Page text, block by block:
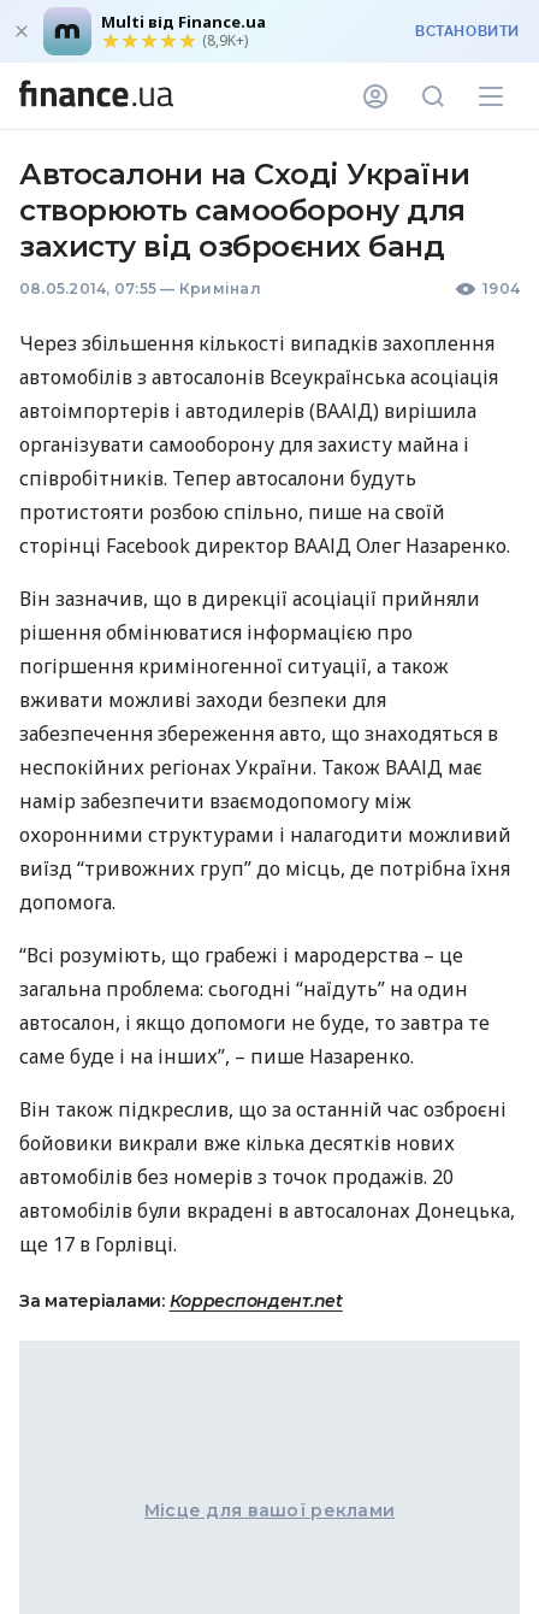
Multi від Finance.ua
(8,9K+) ВСТАНОВИТИ
Автосалони на Сході України
створюють самооборону для
захисту від озброєних банд
08.05.2014, 07:55 — Кримінал 1904
Через збільшення кількості випадків захоплення
автомобілів з ​​автосалонів Всеукраїнська асоціація
автоімпортерів і автодилерів (ВААІД) вирішила
організувати самооборону для захисту майна і
співробітників. Тепер автосалони будуть
протистояти розбою спільно, пише на своїй
сторінці Facebook директор ВААІДОлег Назаренко.
Він зазначив, що в дирекції асоціації прийняли
рішення обмінюватися інформацією про
погіршення криміногенної ситуації, а також
вживати можливі заходи безпеки для
забезпечення збереження авто, що знаходяться в
неспокійних регіонах України. Також ВААІД має
намір забезпечити взаємодопомогу між
охоронними структурами і налагодити можливий
виїзд “тривожних груп” до місць, де потрібна їхня
допомога.
“Всі розуміють, що грабежі і мародерства – це
загальна проблема: сьогодні “наїдуть” на один
автосалон, і якщо допомоги не буде, то завтра те
саме буде і на інших”, – пише Назаренко.
Він також підкреслив, що за останній час озброєні
бойовики викрали вже кілька десятків нових
автомобілів без номерів з точок продажів. 20
автомобілів були вкрадені в автосалонах Донецька,
ще 17 в Горлівці.
За матеріалами: Корреспондент.net
Місце для вашої реклами